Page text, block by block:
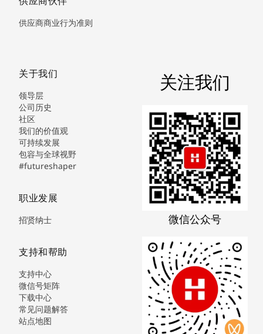
供应商商业行为准则
关于我们
领导层
公司历史
社区
我们的价值观
可持续发展
包容与全球视野
#futureshaper
职业发展
招贤纳士
支持和帮助
支持中心
微信号矩阵
下载中心
常见问题解答
站点地图
关注我们
微信公众号